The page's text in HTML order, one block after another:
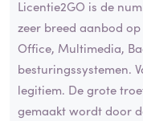
Licentie2GO is de
zeer breed aanbod
Office, Multimedia,
besturingssystemen.
legitiem. De grote
gemaakt wordt door